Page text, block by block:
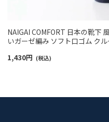
NAIGAI COMFORT 日本の靴下
いガーゼ編み ソフト口ゴム ク
1,430円 (税込)